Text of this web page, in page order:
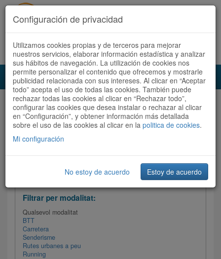
Accedeix Registra't ara Español Català
Audioruta Totes les rutes
Totes les rutes Ordenar per: Més recents / Dificultat
Filtrar les rutes
Filtrar per modalitat:
Qualsevol modalitat
BTT
Carretera
Senderisme
Rutes urbanes a peu
Running
Configuración de privacidad
Utilizamos cookies propias y de terceros para mejorar
nuestros servicios, elaborar información estadística y analizar
sus hábitos de navegación. La utilización de cookies nos
permite personalizar el contenido que ofrecemos y mostrarle
publicidad relacionada con sus intereses. Al clicar en “Aceptar
todo” acepta el uso de todas las cookies. También puede
rechazar todas las cookies al clicar en “Rechazar todo”,
configurar las cookies que desea instalar o rechazar al clicar
en “Configuración”, y obtener información más detallada
sobre el uso de las cookies al clicar en la politica de cookies.
Mi configuración
No estoy de acuerdo Estoy de acuerdo